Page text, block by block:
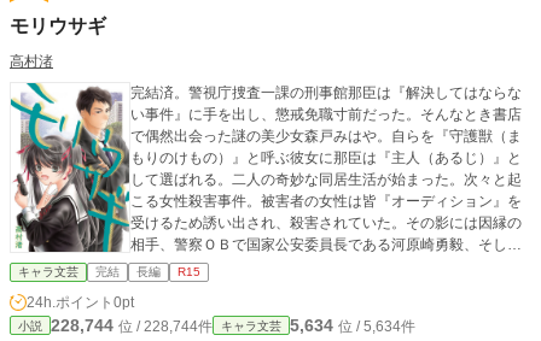
モリウサギ
高村渚
完結済。警視庁捜査一課の刑事館那臣は『解決してはならな
い事件』に手を出し、懲戒免職寸前だった。そんなとき書店
で偶然出会った謎の美少女森戸みはや。自らを『守護獣（ま
もりのけもの）』と呼ぶ彼女に那臣は『主人（あるじ）』と
して選ばれる。二人の奇妙な同居生活が始まった。次々と起
こる女性殺害事件。被害者の女性は皆『オーディション』を
受けるため誘い出され、殺害されていた。その影には因縁の
相手、警察ＯＢで国家公安委員長である河原崎勇毅、そして
その息子の河原崎尚毅の存在が……？「もう一度、奴らを追
う」「主人の望むものすべてを捧げるのが守護獣ですから」
那臣とみはや、そしてその仲間たちは河原崎親子の牙城を崩
せるのか……？同人誌として6冊にわたり発行されたものに加
キャラ文芸 完結 長編 R15
24h.ポイント 0pt
小説 228,744 位 / 228,744件 キャラ文芸 5,634 位 / 5,634件